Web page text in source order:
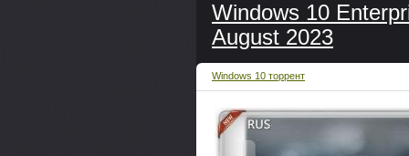
Windows 10
August 2023
Windows 10 торрент